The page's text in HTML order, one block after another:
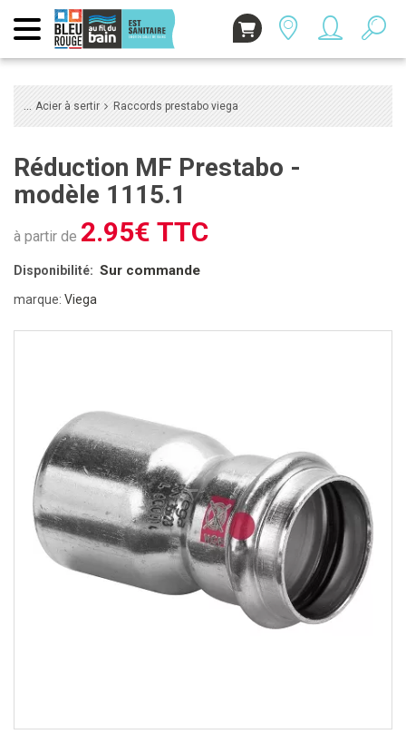
Acier à sertir Raccords prestabo viega
Réduction MF Prestabo -
modèle 1115.1
à partir de 2.95€ TTC
Disponibilité: Sur commande
marque: Viega